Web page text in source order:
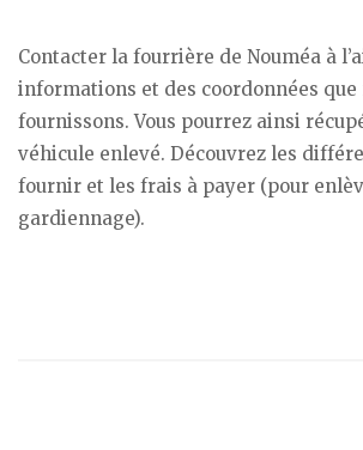
Contacter la fourrière de Nouméa à
informations et des coordonnées que
fournissons. Vous pourrez ainsi
véhicule enlevé. Découvrez les
fournir et les frais à payer (pour
gardiennage).